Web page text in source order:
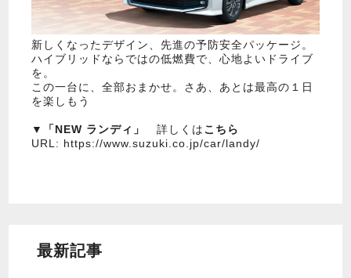
新しくなったデザイン、先進の予防安全パッケージ。
ハイブリッドならではの低燃費で、心地よいドライブ
を。
この一台に、全部おまかせ。さあ、あとは最高の１日
を楽しもう
▼ 「NEW ランディ」 詳しくはこちら
URL: https://www.suzuki.co.jp/car/landy/
最新記事